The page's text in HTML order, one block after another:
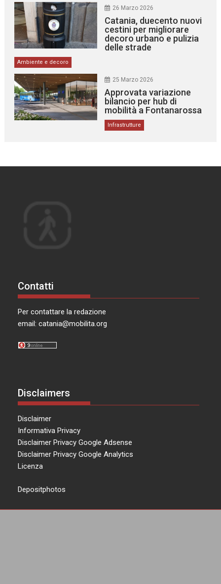
26 Marzo 2026
Catania, duecento nuovi
cestini per migliorare
decoro urbano e pulizia
delle strade
Ambiente e decoro
25 Marzo 2026
Approvata variazione
bilancio per hub di
mobilità a Fontanarossa
Infrastrutture
Contatti
Per contattare la redazione
email:catania@mobilita.org
Disclaimers
Disclaimer
Informativa Privacy
Disclaimer Privacy Google Adsense
Disclaimer Privacy Google Analytics
Licenza
Depositphotos